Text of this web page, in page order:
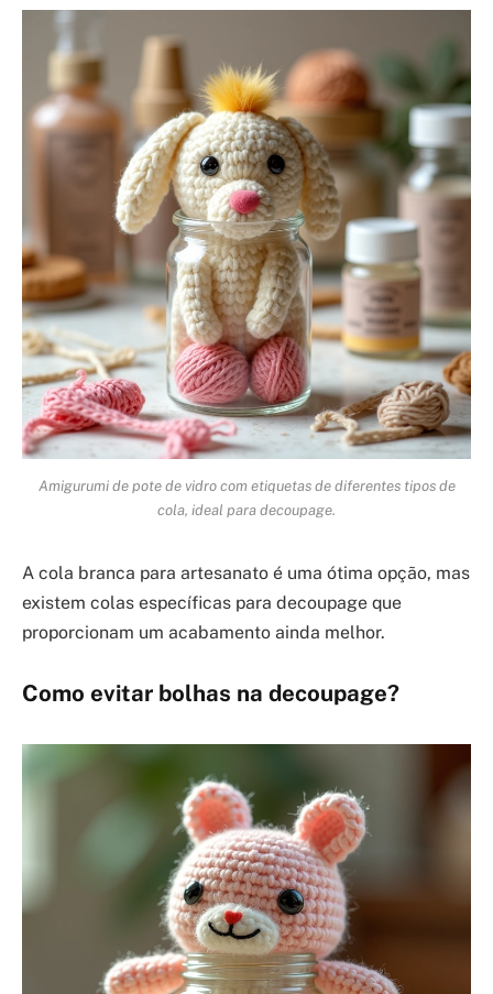
Amigurumi de pote de vidro com etiquetas de diferentes tipos de
cola, ideal para decoupage.
A cola branca para artesanato é uma ótima opção, mas
existem colas específicas para decoupage que
proporcionam um acabamento ainda melhor.
Como evitar bolhas na decoupage?